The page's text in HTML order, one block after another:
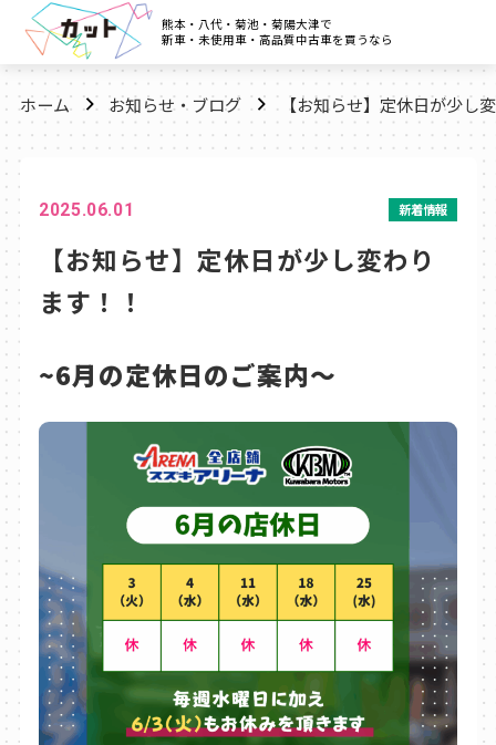
熊本・八代・菊池・菊陽大津で
新車・未使用車・高品質中古車を買うなら
ホーム お知らせ・ブログ 【お知らせ】定休日が少し
2025.06.01 新着情報
【お知らせ】定休日が少し変わり
ます！！
~6月の定休日のご案内～